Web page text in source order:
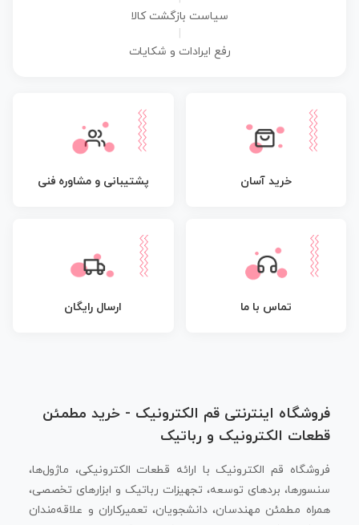
سیاست بازگشت کالا
رفع ایرادات و شکایات
خرید آسان پشتیبانی و مشاوره فنی
تماس با ما ارسال رایگان
فروشگاه اینترنتی قم الکترونیک - خرید مطمئن
قطعات الکترونیک و رباتیک
فروشگاه قم الکترونیک با ارائه قطعات الکترونیکی، ماژول‌ها،
سنسورها، بردهای توسعه، تجهیزات رباتیک و ابزارهای تخصصی،
همراه مطمئن مهندسان، دانشجویان، تعمیرکاران و علاقه‌مندان